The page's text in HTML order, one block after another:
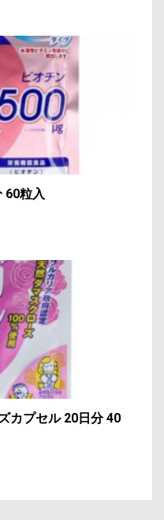
60粒入
カプセル 20日分 40